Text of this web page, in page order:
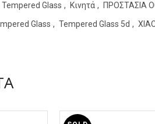
Tempered Glass , Κινητά ,
ΠΡΟΣΤΑΣΙΑ
Glass , Tempered Glass 5d ,